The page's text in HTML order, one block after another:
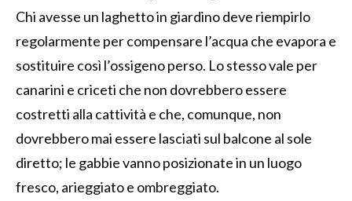
Chi avesse un laghetto in giardino deve riempirlo
regolarmente per compensare l’acqua che evapora e
sostituire così l’ossigeno perso. Lo stesso vale per
canarini e criceti che non dovrebbero essere
costretti alla cattività e che, comunque, non
dovrebbero mai essere lasciati sul balcone al sole
diretto; le gabbie vanno posizionate in un luogo
fresco, arieggiato e ombreggiato.